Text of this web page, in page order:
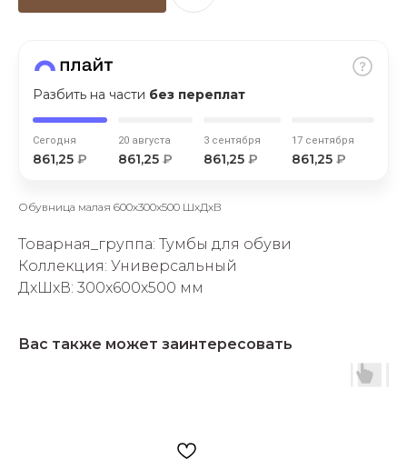
Разбить на части без переплат
Сегодня
861,25 ₽
20 августа
861,25 ₽
3 сентября
861,25 ₽
17 сентября
861,25 ₽
Обувница малая 600х300х500 ШхДхВ
Товарная_группа: Тумбы для обуви
Коллекция: Универсальный
ДxШxВ: 300x600x500 мм
Вас также может заинтересовать